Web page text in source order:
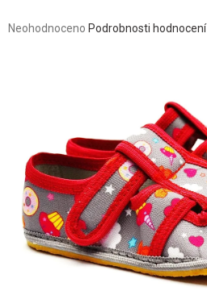
Průměrné
Neohodnoceno Podrobnosti hodnocení